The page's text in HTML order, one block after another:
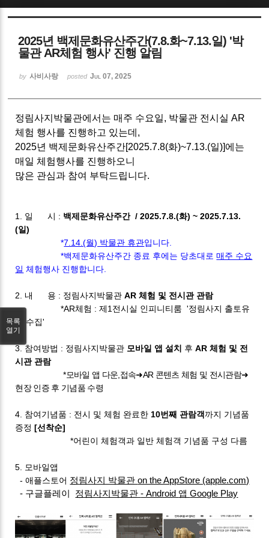
2025년 백제문화유산주간(7.8.화~7.13.일) '박
물관 AR체험 행사' 진행 알림
by 사비사랑 posted Jul 07, 2025
정림사지박물관에서는 매주 수요일, 박물관 전시실 AR
체험 행사를 진행하고 있는데,
2025년 백제문화유산주간[2025.7.8(화)~7.13.(일)]에는
매일 체험행사를 진행하오니
많은 관심과 참여 부탁드립니다.
1. 일 시 : 백제문화유산주간 / 2025.7.8.(화) ~ 2025.7.13.
(일)
*7.14.(월) 박물관 휴관입니다.
*백제문화유산주간 종료 후에는 당초대로매주 수요
일 체험행사 진행합니다.
2. 내 용 : 정림사지박물관AR 체험 및 전시관 관람
*AR체험 : 제1전시실 인피니티룸 '정림사지 출토유
물 수집'
3. 참여방법 : 정림사지박물관 모바일 앱 설치 후AR 체험 및 전
시관 관람
*모바일 앱 다운,접속➜AR 콘텐츠 체험 및 전시관람➜
현장 인증 후 기념품 수령
4. 참여기념품 : 전시 및 체험 완료한 10번째 관람객까지 기념품
증정[선착순]
*어린이 체험객과 일반 체험객 기념품 구성 다름
5. 모바일앱
- 애플스토어 정림사지 박물관on the AppStore (apple.com)
- 구글플레이 정림사지박물관- Android 앱Google Play
목록
열기
Sketchbook5, 스케치북5
Sketchbook5, 스케치북5